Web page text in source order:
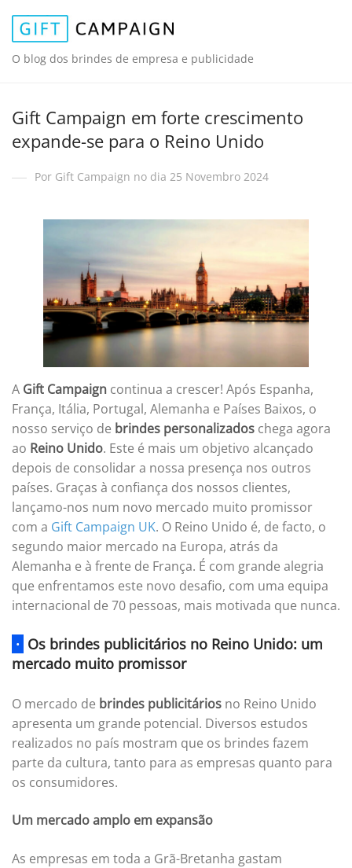
O blog dos brindes de empresa e publicidade
Gift Campaign em forte crescimento
expande-se para o Reino Unido
Por Gift Campaign no dia 25 Novembro 2024
A Gift Campaign continua a crescer! Após Espanha,
França, Itália, Portugal, Alemanha e Países Baixos, o
nosso serviço de brindes personalizados chega agora
ao Reino Unido. Este é mais um objetivo alcançado
depois de consolidar a nossa presença nos outros
países. Graças à confiança dos nossos clientes,
lançamo-nos num novo mercado muito promissor
com a Gift Campaign UK. O Reino Unido é, de facto, o
segundo maior mercado na Europa, atrás da
Alemanha e à frente de França. É com grande alegria
que enfrentamos este novo desafio, com uma equipa
internacional de 70 pessoas, mais motivada que nunca.
· Os brindes publicitários no Reino Unido: um
mercado muito promissor
O mercado de brindes publicitários no Reino Unido
apresenta um grande potencial. Diversos estudos
realizados no país mostram que os brindes fazem
parte da cultura, tanto para as empresas quanto para
os consumidores.
Um mercado amplo em expansão
As empresas em toda a Grã-Bretanha gastam